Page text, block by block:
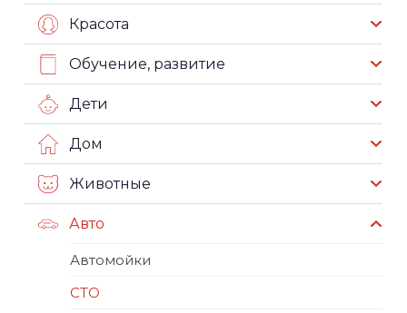
Красота
Обучение, развитие
Дети
Дом
Животные
Авто
Автомойки
СТО